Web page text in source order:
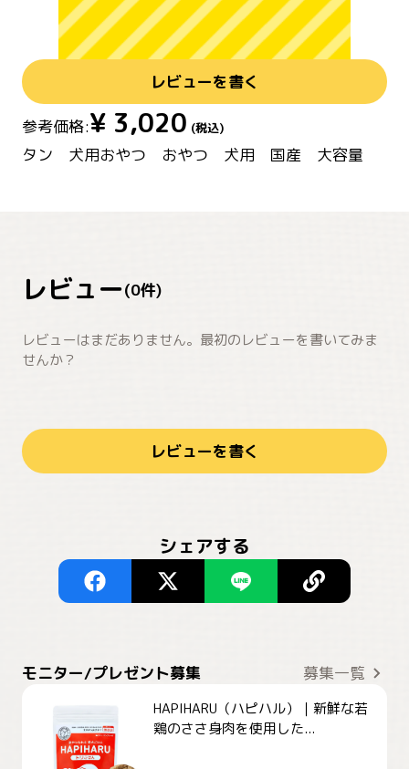
レビューを書く
参考価格:¥ 3,020 (税込)
タン 犬用おやつ おやつ 犬用 国産 大容量
レビュー(0件)
レビューはまだありません。最初のレビューを書いてみま
せんか？
レビューを書く
シェアする
モニター/プレゼント募集 募集一覧
HAPIHARU（ハピハル）｜新鮮な若
鶏のささ身肉を使用した...